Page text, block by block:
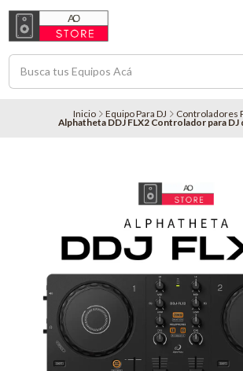
Inicio Equipo Para DJ Controladores
Alphatheta DDJ FLX2 Controlador para DJ